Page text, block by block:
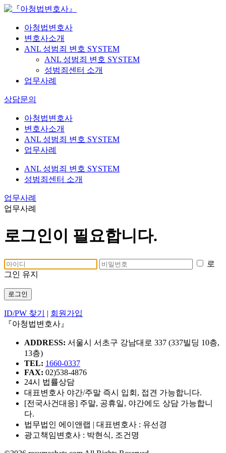
아청법변호사
변호사소개
ANL 성범죄 변호 SYSTEM
ANL 성범죄 변호 SYSTEM
성범죄센터 소개
업무사례
상담문의
아청법변호사
변호사소개
ANL 성범죄 변호 SYSTEM
업무사례
ANL 성범죄 변호 SYSTEM
성범죄센터 소개
업무사례
업무사례
로그인이 필요합니다.
로
그인 유지
로그인
ID/PW 찾기 | 회원가입
『아청법변호사』
ADDRESS: 서울시 서초구 강남대로 337 (337빌딩 10층,
13층)
TEL: 1660-0337
FAX: 02)538-4876
24시 법률상담
대표변호사 야간/주말 즉시 입회, 접견 가능합니다.
[전국사건대응] 주말, 공휴일, 야간에도 상담 가능합니
다.
법무법인 에이앤랩 | 대표변호사 : 유선경
광고책임변호사 : 박현식, 조건명